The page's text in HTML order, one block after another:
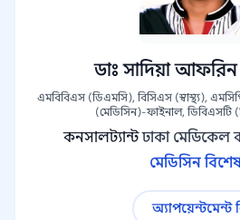
ডাঃ সাদিয়া আফরিন
এমবিবিএস (ডিএমসি), বিসিএস (স্বাস্থ্য),
(মেডিসিন)-ফাইনাল,
কনসালট্যান্ট ঢাকা
মেডিসিন
অ্যাপয়েন্টমেন্ট